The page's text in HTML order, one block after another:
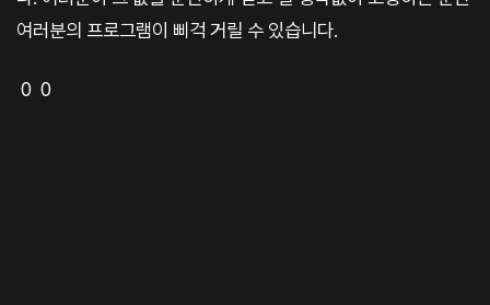
여러분의 프로그램이 삐걱 거릴 수 있습니다.
0 0